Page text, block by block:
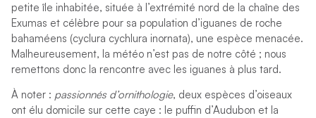
petite île inhabitée, située à l’extrémité nord de la chaîne des
Exumas et célèbre pour sa population d’iguanes de roche
bahaméens (cyclura cychlura inornata), une espèce menacée.
Malheureusement, la météo n’est pas de notre côté ; nous
remettons donc la rencontre avec les iguanes à plus tard.
À noter : passionnés d’ornithologie, deux espèces d’oiseaux
ont élu domicile sur cette caye : le puffin d’Audubon et la